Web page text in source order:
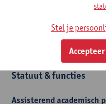
Departement
Statuut & functies
Assisterend academisch
Stel je